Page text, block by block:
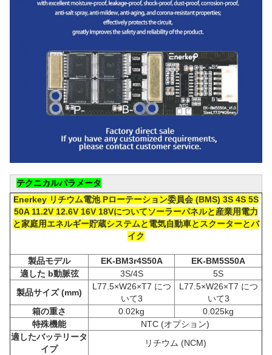
テクニカルパラメータ
Enerkey リチウム電池 Pローテーション委員会 (BMS) 3S 4S 5S
50A 11.2V 12.6V 16V 18Vについてソーラーパネルと産業用電力
と家庭用エネルギー貯蔵システムと電気自動車とスクーターとバ
イク
製品モデル EK-BM3r4S50A
EK-BM5S50A
適した b動脈弦 3S/4S
5S
製品サイズ (mm)
L77.5×W26×T7 につ
いて3
L77.5×W26×T7 につ
いて3
箱の重さ
0.02kg
0.025kg
特殊機能
NTC (オプション)
適したバッテリータ
イプ
リチウム (NCM)